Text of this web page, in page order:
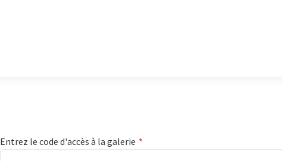
Entrez le code d'accès à la galerie *